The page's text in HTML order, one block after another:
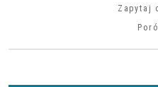
Zapytaj